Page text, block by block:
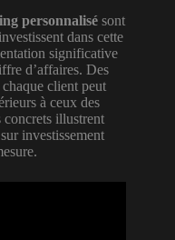
personnalisé sont
dans cette
significative
d’affaires. Des
chaque client peut
à ceux des
concrets illustrent
investissement